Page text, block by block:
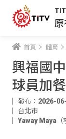
首頁 體育
興福國
球員加餐
發布：2026-
台北市
Yaway Maya（